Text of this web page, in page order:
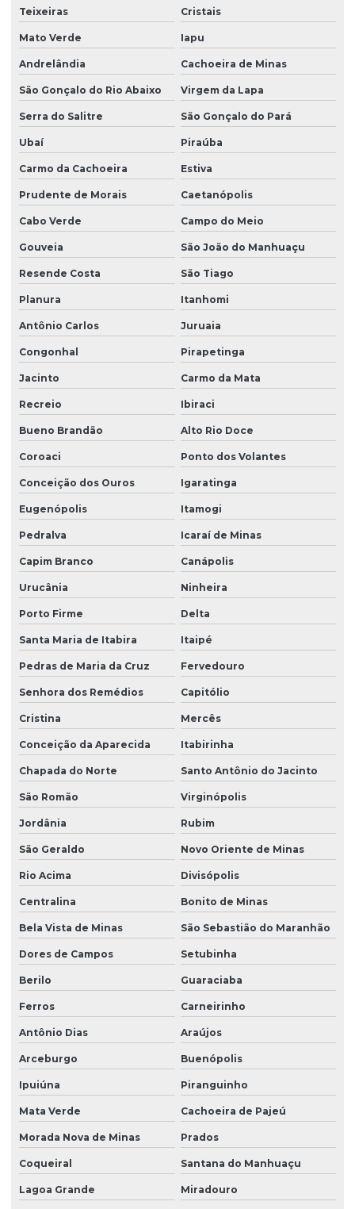
Teixeiras Cristais
Mato Verde Iapu
Andrelândia Cachoeira de Minas
São Gonçalo do Rio Abaixo Virgem da Lapa
Serra do Salitre São Gonçalo do Pará
Ubaí Piraúba
Carmo da Cachoeira Estiva
Prudente de Morais Caetanópolis
Cabo Verde Campo do Meio
Gouveia São João do Manhuaçu
Resende Costa São Tiago
Planura Itanhomi
Antônio Carlos Juruaia
Congonhal Pirapetinga
Jacinto Carmo da Mata
Recreio Ibiraci
Bueno Brandão Alto Rio Doce
Coroaci Ponto dos Volantes
Conceição dos Ouros Igaratinga
Eugenópolis Itamogi
Pedralva Icaraí de Minas
Capim Branco Canápolis
Urucânia Ninheira
Porto Firme Delta
Santa Maria de Itabira Itaipé
Pedras de Maria da Cruz Fervedouro
Senhora dos Remédios Capitólio
Cristina Mercês
Conceição da Aparecida Itabirinha
Chapada do Norte Santo Antônio do Jacinto
São Romão Virginópolis
Jordânia Rubim
São Geraldo Novo Oriente de Minas
Rio Acima Divisópolis
Centralina Bonito de Minas
Bela Vista de Minas São Sebastião do Maranhão
Dores de Campos Setubinha
Berilo Guaraciaba
Ferros Carneirinho
Antônio Dias Araújos
Arceburgo Buenópolis
Ipuiúna Piranguinho
Mata Verde Cachoeira de Pajeú
Morada Nova de Minas Prados
Coqueiral Santana do Manhuaçu
Lagoa Grande Miradouro